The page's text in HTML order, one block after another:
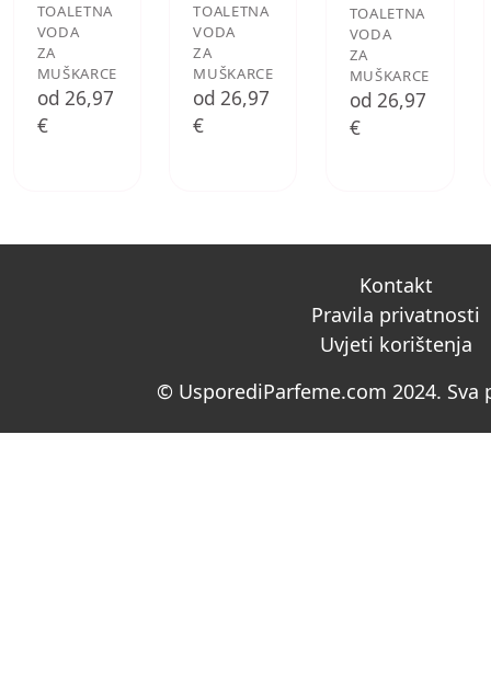
TOALETNA
VODA
ZA
MUŠKARCE
od 26,97
€
TOALETNA
VODA
ZA
MUŠKARCE
od 26,97
€
TOALETNA
VODA
ZA
MUŠKARCE
od 26,97
€
Kontakt
Pravila privatnosti
Uvjeti korištenja
© UsporediParfeme.com 2024. Sva